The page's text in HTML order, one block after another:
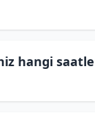
hangi